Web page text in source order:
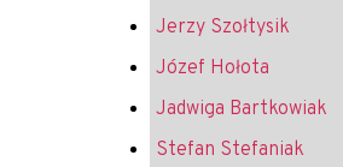
Jerzy Szołtysik
Józef Hołota
Jadwiga Bartkowiak
Stefan Stefaniak